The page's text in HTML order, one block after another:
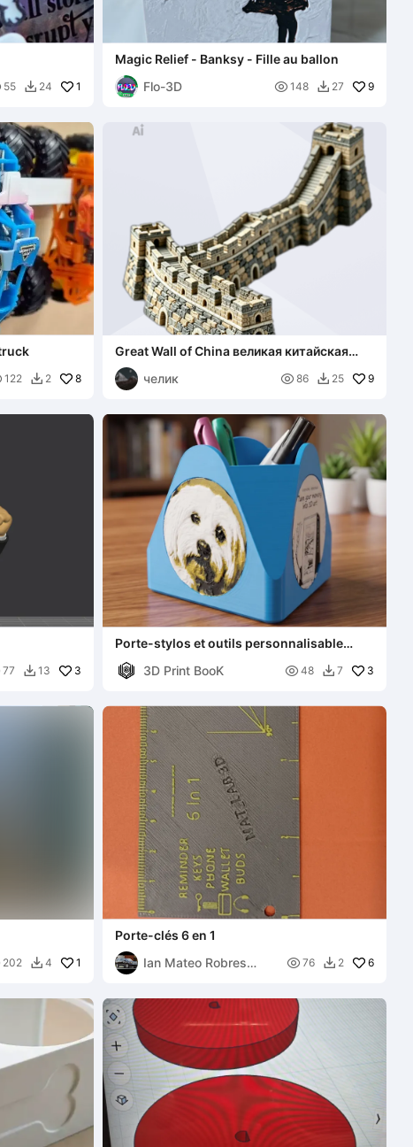
55  24 1
Magic Relief - Banksy - Fille au ballon
Flo-3D
 148  27 9
122  2 8
Great Wall of China великая китайская
стена
челик
 86  25 9
77  13 3
Porte-stylos et outils personnalisable
3D Print BooK
 48  7 3
202  4 1
Porte-clés 6 en 1
Ian Mateo Robres
 76  2 6